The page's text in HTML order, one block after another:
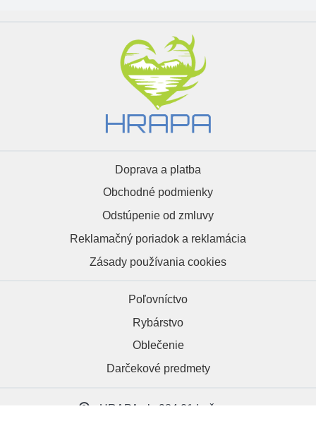
Doprava a platba
Obchodné podmienky
Odstúpenie od zmluvy
Reklamačný poriadok a reklamácia
Zásady používania cookies
Poľovníctvo
Rybárstvo
Oblečenie
Darčekové predmety
HRAPA.sk, 984 01 Lučenec